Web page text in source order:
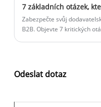
experimentům.
Zabezpečte svůj
B2B. Objevte 7 kritických
Odeslat dotaz